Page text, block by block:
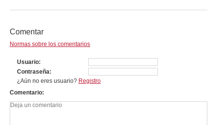
Comentar
Normas sobre los comentarios
Usuario
Contraseña
¿Aún no eres usuario? Registro
Comentario